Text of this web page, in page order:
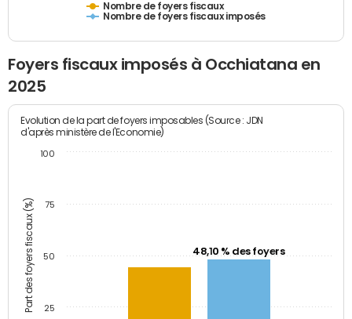
Nombre de foyers fiscaux
Nombre de foyers fiscaux imposés
Foyers fiscaux imposés à Occhiatana en
2025
Part des foyers fiscaux (%)
Evolution de la part de foyers imposables (Source : JDN
d'après ministère de l'Economie)
48,10 % des foyers
25
50
75
100